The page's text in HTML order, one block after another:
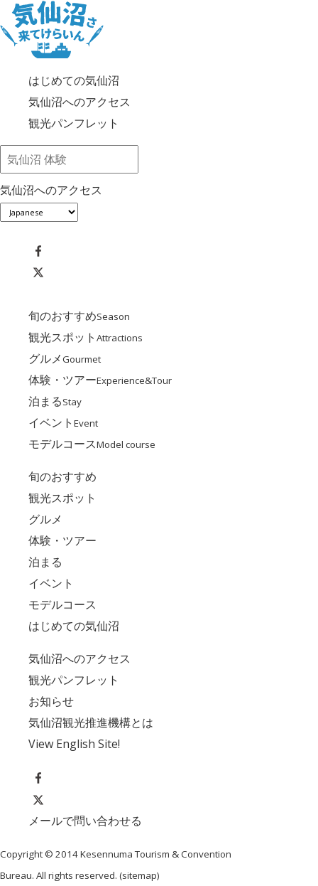
はじめての気仙沼
気仙沼へのアクセス
観光パンフレット
気仙沼へのアクセス
旬のおすすめSeason
観光スポット Attractions
グルメGourmet
体験・ツアーExperience&Tour
泊まるStay
イベント Event
モデルコースModel course
旬のおすすめ
観光スポット
グルメ
体験・ツアー
泊まる
イベント
モデルコース
はじめての気仙沼
気仙沼へのアクセス
観光パンフレット
お知らせ
気仙沼観光推進機構とは
View English Site!
メールで問い合わせる
Copyright © 2014 Kesennuma Tourism & Convention
Bureau. All rights reserved. (sitemap)